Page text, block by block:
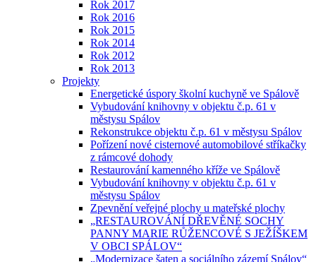
Rok 2017
Rok 2016
Rok 2015
Rok 2014
Rok 2012
Rok 2013
Projekty
Energetické úspory školní kuchyně ve Spálově
Vybudování knihovny v objektu č.p. 61 v
městysu Spálov
Rekonstrukce objektu č.p. 61 v městysu Spálov
Pořízení nové cisternové automobilové stříkačky
z rámcové dohody
Restaurování kamenného kříže ve Spálově
Vybudování knihovny v objektu č.p. 61 v
městysu Spálov
Zpevnění veřejné plochy u mateřské plochy
„RESTAUROVÁNÍ DŘEVĚNÉ SOCHY
PANNY MARIE RŮŽENCOVÉ S JEŽÍŠKEM
V OBCI SPÁLOV“
„Modernizace šaten a sociálního zázemí Spálov“